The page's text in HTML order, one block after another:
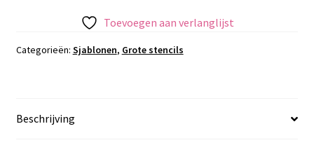
Toevoegen aan verlanglijst
Categorieën: Sjablonen, Grote stencils
Beschrijving